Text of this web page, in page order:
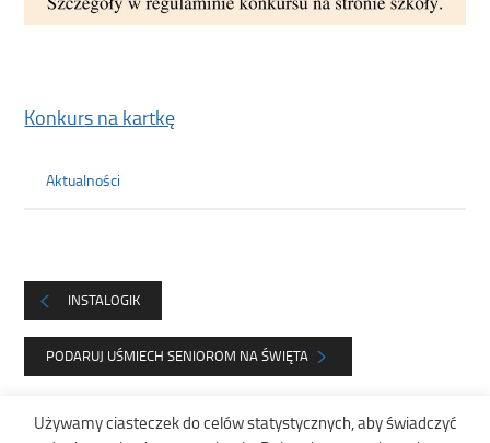
Konkurs na kartkę
Aktualności
INSTALOGIK
PODARUJ UŚMIECH SENIOROM NA ŚWIĘTA
Używamy ciasteczek do celów statystycznych, aby świadczyć